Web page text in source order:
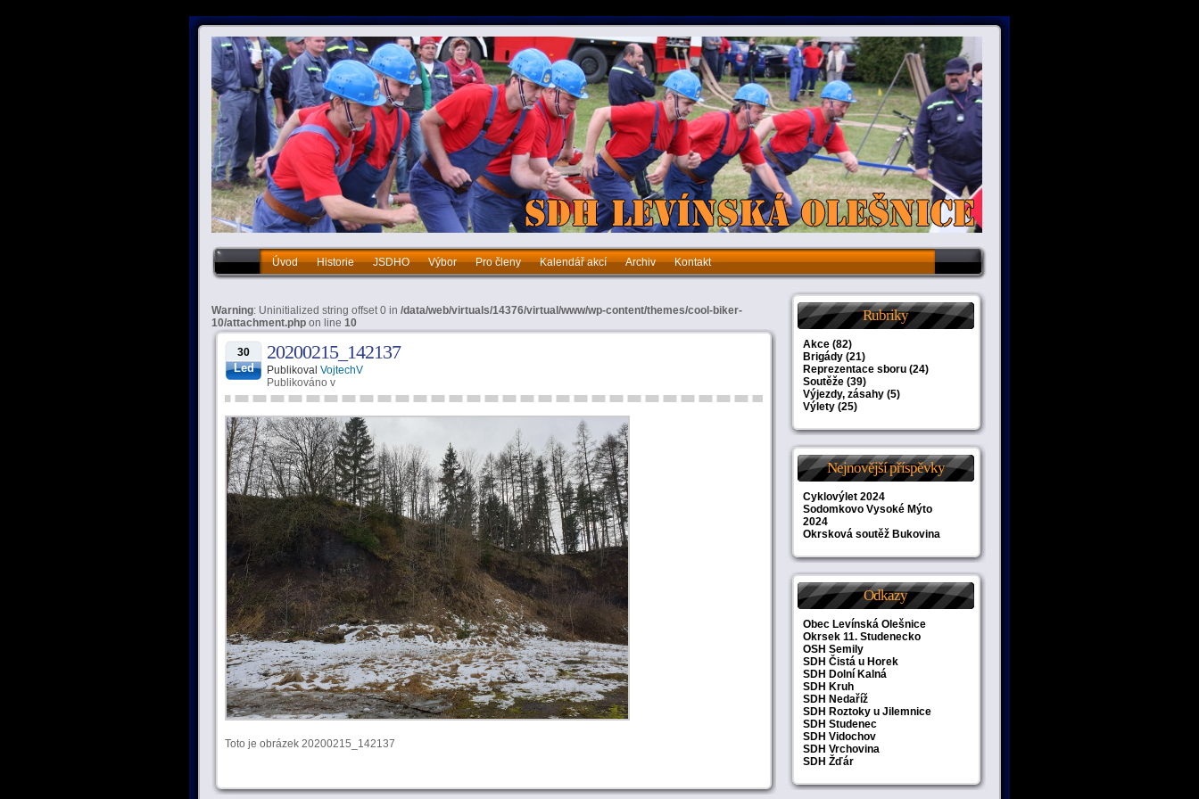
Úvod Historie JSDHO Výbor Pro členy Kalendář akcí Archiv Kontakt
Warning: Uninitialized string offset 0 in /data/web/virtuals/14376/virtual/www/wp-content/themes/cool-biker-
10/attachment.php on line 10
30
Led
20200215_142137
Publikoval VojtechV
Publikováno v
Toto je obrázek 20200215_142137
Rubriky
Akce (82)
Brigády (21)
Reprezentace sboru (24)
Soutěže (39)
Výjezdy, zásahy (5)
Výlety (25)
Nejnovější příspěvky
Cyklovýlet 2024
Sodomkovo Vysoké Mýto
2024
Okrsková soutěž Bukovina
Odkazy
Obec Levínská Olešnice
Okrsek 11. Studenecko
OSH Semily
SDH Čistá u Horek
SDH Dolní Kalná
SDH Kruh
SDH Nedaříž
SDH Roztoky u Jilemnice
SDH Studenec
SDH Vidochov
SDH Vrchovina
SDH Žďár